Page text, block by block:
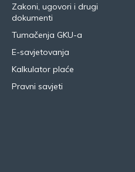
Zakoni, ugovori i drugi
dokumenti
Tumačenja GKU-a
E-savjetovanja
Kalkulator plaće
Pravni savjeti